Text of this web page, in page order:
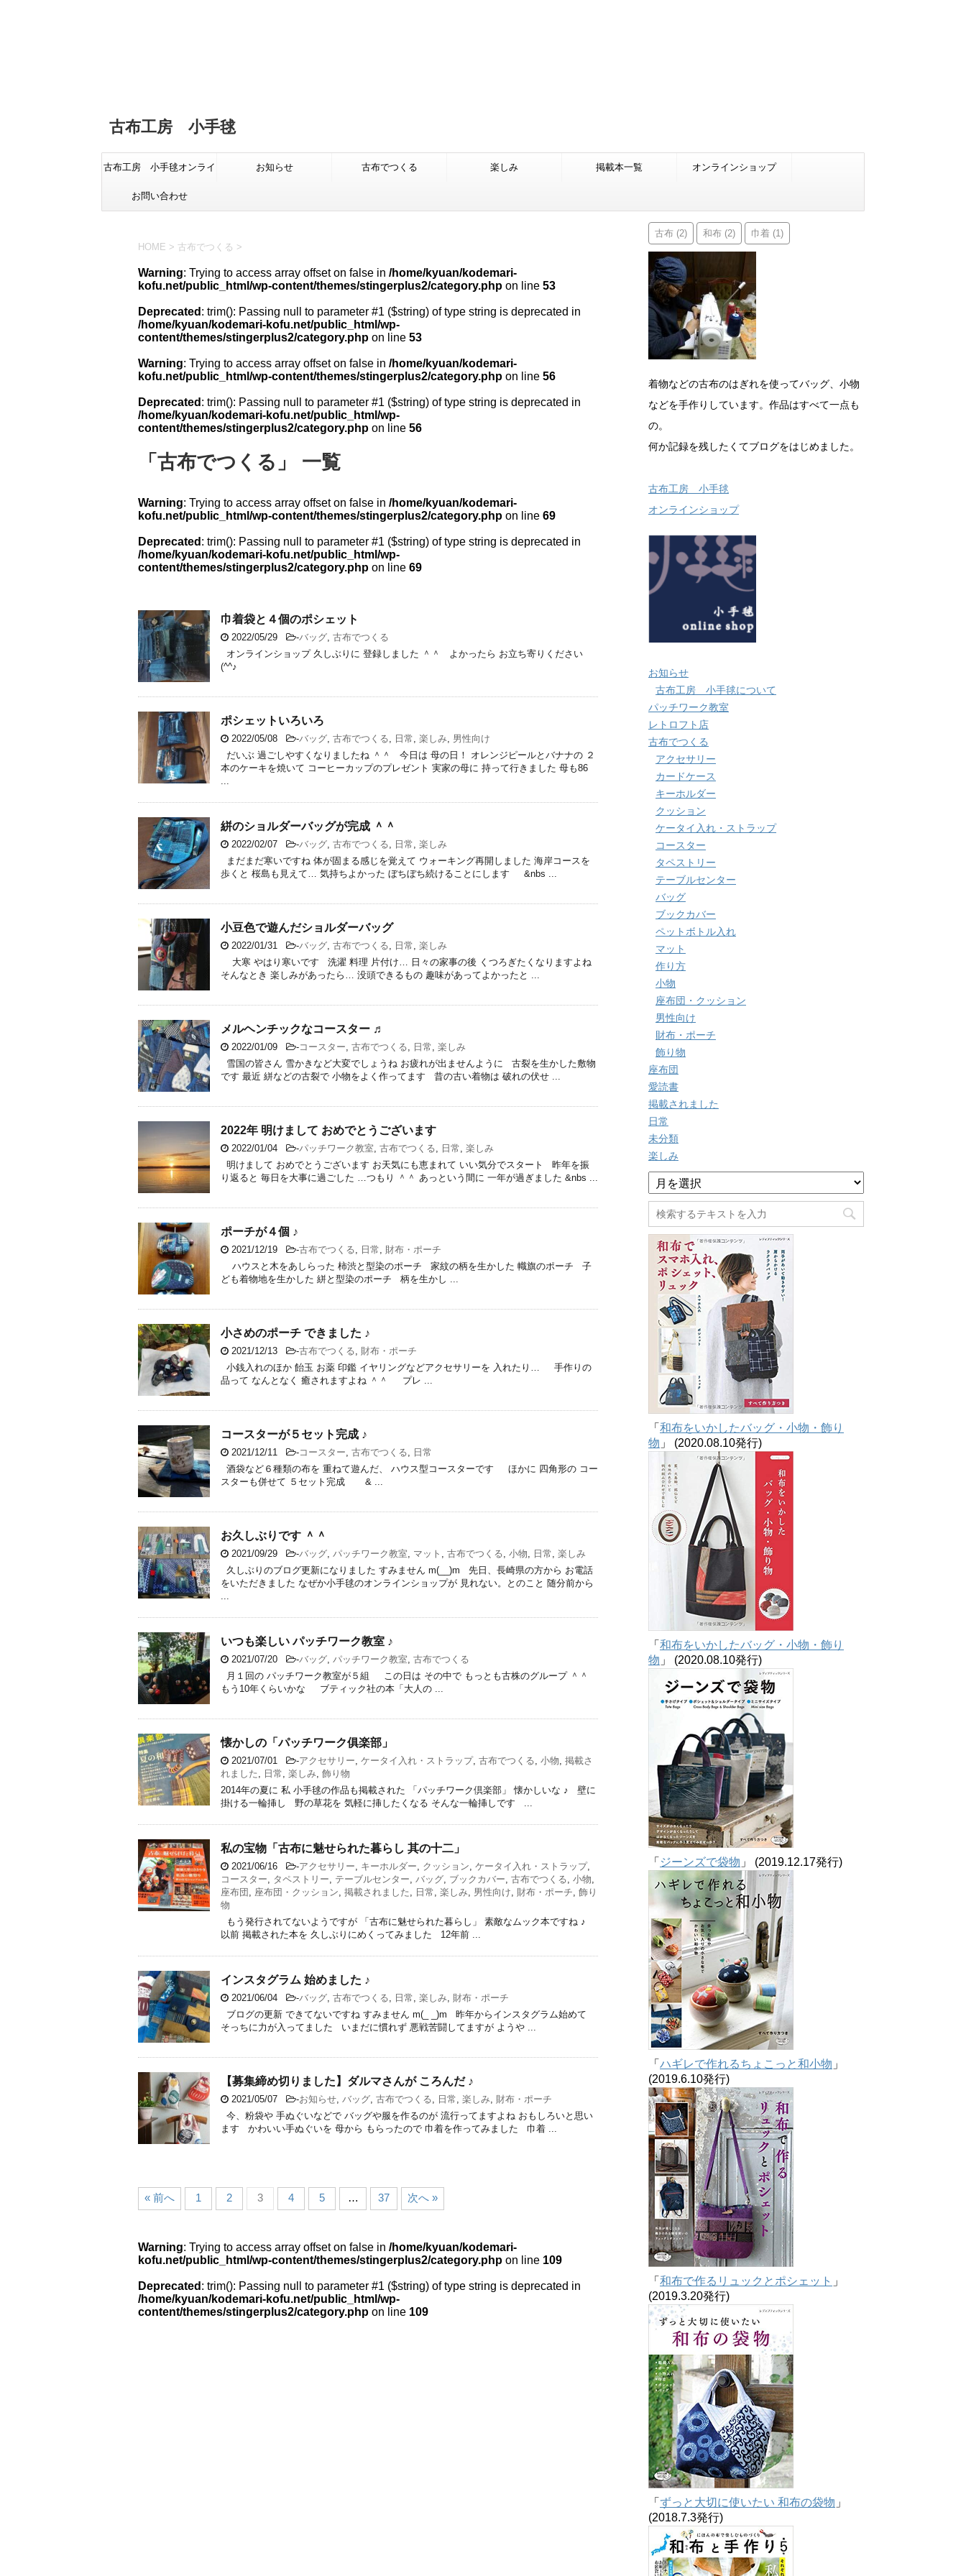
古布工房 小手毬
古布工房 小手毬オンライ
ンショップ
お知らせ 古布でつくる 楽しみ 掲載本一覧 オンラインショップ
お問い合わせ
HOME > 古布でつくる >
Warning: Trying to access array offset on false in /home/kyuan/kodemari-
kofu.net/public_html/wp-content/themes/stingerplus2/category.php on line 53
Deprecated : trim(): Passing null to parameter #1 ($string) of type string is deprecated in
/home/kyuan/kodemari-kofu.net/public_html/wp-
content/themes/stingerplus2/category.php on line 53
Warning: Trying to access array offset on false in /home/kyuan/kodemari-
kofu.net/public_html/wp-content/themes/stingerplus2/category.php on line 56
Deprecated : trim(): Passing null to parameter #1 ($string) of type string is deprecated in
/home/kyuan/kodemari-kofu.net/public_html/wp-
content/themes/stingerplus2/category.php on line 56
「古布でつくる」 一覧
Warning: Trying to access array offset on false in /home/kyuan/kodemari-
kofu.net/public_html/wp-content/themes/stingerplus2/category.php on line 69
Deprecated : trim(): Passing null to parameter #1 ($string) of type string is deprecated in
/home/kyuan/kodemari-kofu.net/public_html/wp-
content/themes/stingerplus2/category.php on line 69
巾着袋と４個のポシェット
2022/05/29 -バッグ, 古布でつくる
オンラインショップ 久しぶりに 登録しました ＾＾ よかったら お立ち寄りください
(^^♪
ポシェットいろいろ
2022/05/08 -バッグ, 古布でつくる, 日常, 楽しみ, 男性向け
だいぶ 過ごしやすくなりましたね ＾＾ 今日は 母の日！ オレンジピールとバナナの ２
本のケーキを焼いて コーヒーカップのプレゼント 実家の母に 持って行きました 母も86
...
絣のショルダーバッグが完成 ＾＾
2022/02/07 -バッグ, 古布でつくる, 日常, 楽しみ
まだまだ寒いですね 体が固まる感じを覚えて ウォーキング再開しました 海岸コースを
歩くと 桜島も見えて… 気持ちよかった ぼちぼち続けることにします &nbs ...
小豆色で遊んだショルダーバッグ
2022/01/31 -バッグ, 古布でつくる, 日常, 楽しみ
大寒 やはり寒いです 洗濯 料理 片付け… 日々の家事の後 くつろぎたくなりますよね
そんなとき 楽しみがあったら… 没頭できるもの 趣味があってよかったと ...
メルヘンチックなコースター ♬
2022/01/09 -コースター, 古布でつくる, 日常, 楽しみ
雪国の皆さん 雪かきなど大変でしょうね お疲れが出ませんように 古裂を生かした敷物
です 最近 絣などの古裂で 小物をよく作ってます 昔の古い着物は 破れの伏せ ...
2022年 明けまして おめでとうございます
2022/01/04 -パッチワーク教室, 古布でつくる, 日常, 楽しみ
明けまして おめでとうございます お天気にも恵まれて いい気分でスタート 昨年を振
り返ると 毎日を大事に過ごした …つもり ＾＾ あっという間に 一年が過ぎました &nbs ...
ポーチが４個 ♪
2021/12/19 -古布でつくる, 日常, 財布・ポーチ
ハウスと木をあしらった 柿渋と型染のポーチ 家紋の柄を生かした 幟旗のポーチ 子
ども着物地を生かした 絣と型染のポーチ 柄を生かし ...
小さめのポーチ できました ♪
2021/12/13 -古布でつくる, 財布・ポーチ
小銭入れのほか 飴玉 お薬 印鑑 イヤリングなどアクセサリーを 入れたり… 手作りの
品って なんとなく 癒されますよね ＾＾ プレ ...
コースターが５セット完成 ♪
2021/12/11 -コースター, 古布でつくる, 日常
酒袋など６種類の布を 重ねて遊んだ、 ハウス型コースターです ほかに 四角形の コー
スターも併せて ５セット完成 & ...
お久しぶりです ＾＾
2021/09/29 -バッグ, パッチワーク教室, マット , 古布でつくる, 小物, 日常, 楽しみ
久しぶりのブログ更新になりました すみません m(__)m 先日、長崎県の方から お電話
をいただきました なぜか小手毬のオンラインショップが 見れない。とのこと 随分前から
...
いつも楽しい パッチワーク教室 ♪
2021/07/20 -バッグ, パッチワーク教室, 古布でつくる
月１回の パッチワーク教室が５組 この日は その中で もっとも古株のグループ ＾＾
もう10年くらいかな ブティック社の本「大人の ...
懐かしの「パッチワーク俱楽部」
2021/07/01 -アクセサリー, ケータイ入れ・ストラップ, 古布でつくる, 小物, 掲載さ
れました, 日常, 楽しみ, 飾り物
2014年の夏に 私 小手毬の作品も掲載された 「パッチワーク倶楽部」 懐かしいな ♪ 壁に
掛ける一輪挿し 野の草花を 気軽に挿したくなる そんな一輪挿しです ...
私の宝物「古布に魅せられた暮らし 其の十二」
2021/06/16 -アクセサリー, キーホルダー, クッション, ケータイ入れ・ストラップ,
コースター, タペストリー, テーブルセンター, バッグ, ブックカバー, 古布でつくる, 小物,
座布団 , 座布団・クッション, 掲載されました, 日常, 楽しみ, 男性向け, 財布・ポーチ, 飾り
物
もう発行されてないようですが 「古布に魅せられた暮らし」 素敵なムック本ですね ♪
以前 掲載された本を 久しぶりにめくってみました 12年前 ...
インスタグラム 始めました ♪
2021/06/04 -バッグ, 古布でつくる, 日常, 楽しみ, 財布・ポーチ
ブログの更新 できてないですね すみません m(_ _)m 昨年からインスタグラム始めて
そっちに力が入ってました いまだに慣れず 悪戦苦闘してますが ようや ...
【募集締め切りました】ダルマさんが ころんだ ♪
2021/05/07 -お知らせ, バッグ, 古布でつくる, 日常, 楽しみ, 財布・ポーチ
今、粉袋や 手ぬぐいなどで バッグや服を作るのが 流行ってますよね おもしろいと思い
ます かわいい手ぬぐいを 母から もらったので 巾着を作ってみました 巾着 ...
« 前へ 1 2 3 4 5 … 37 次へ »
Warning: Trying to access array offset on false in /home/kyuan/kodemari-
kofu.net/public_html/wp-content/themes/stingerplus2/category.php on line 109
Deprecated : trim(): Passing null to parameter #1 ($string) of type string is deprecated in
/home/kyuan/kodemari-kofu.net/public_html/wp-
content/themes/stingerplus2/category.php on line 109
古布 (2) 和布 (2) 巾着 (1)
着物などの古布のはぎれを使ってバッグ、小物
などを手作りしています。作品はすべて一点も
の。
何か記録を残したくてブログをはじめました。
古布工房 小手毬
オンラインショップ
お知らせ
古布工房 小手毬について
パッチワーク教室
レトロフト店
古布でつくる
アクセサリー
カードケース
キーホルダー
クッション
ケータイ入れ・ストラップ
コースター
タペストリー
テーブルセンター
バッグ
ブックカバー
ペットボトル入れ
マット
作り方
小物
座布団・クッション
男性向け
財布・ポーチ
飾り物
座布団
愛読書
掲載されました
日常
未分類
楽しみ
ア
ー
カ
イ
ブ
「 和布をいかしたバッグ・小物・飾り
物 」 (2020.08.10発行)
「 和布をいかしたバッグ・小物・飾り
物 」 (2020.08.10発行)
「 ジーンズで袋物 」 (2019.12.17発行)
「 ハギレで作れるちょこっと和小物 」
(2019.6.10発行)
「 和布で作るリュックとポシェット 」
(2019.3.20発行)
「 ずっと大切に使いたい 和布の袋物 」
(2018.7.3発行)